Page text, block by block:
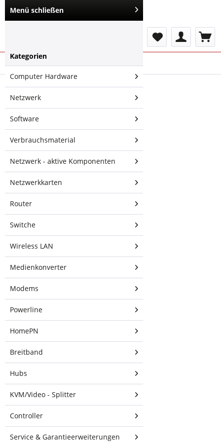
Übersicht
Menü schließen
Kategorien
Computer Hardware
Netzwerk
Software
Verbrauchsmaterial
Netzwerk - aktive Komponenten
Netzwerkkarten
Router
Switche
Wireless LAN
Medienkonverter
Modems
Powerline
HomePN
Breitband
Hubs
KVM/Video - Splitter
Controller
Service & Garantieerweiterungen
Ubiquiti sector
antenna AirMax
MIMO 16dBi
5GHz, 120°,
rocket kit
80,16 € *
Sofort versandfertig,
Lieferzeit ca. 1-3 Werktage
Bewerten
Artikel-
Nr.:
107372
Hersteller:
Artikel-